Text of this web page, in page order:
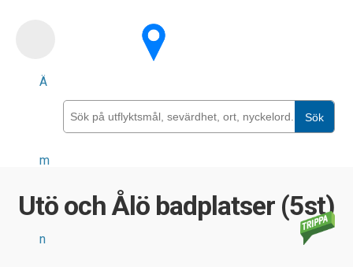
Ä
m
n
Sök
Utö och Ålö badplatser (5st)